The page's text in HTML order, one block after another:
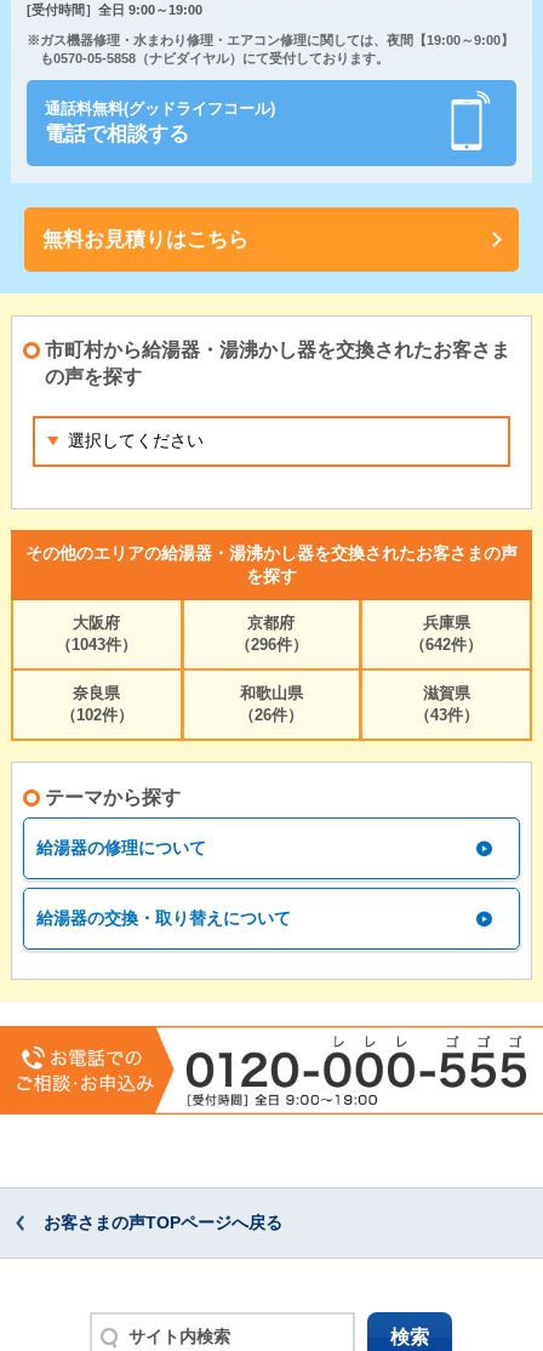
[受付時間］全日 9:00～19:00
※ガス機器修理・水まわり修理・エアコン修理に関しては、夜間【19:00～9:00】
も0570-05-5858（ナビダイヤル）にて受付しております。
通話料無料(グッドライフコール)
電話で相談する
無料お見積りはこちら
市町村から給湯器・湯沸かし器を交換されたお客さま
の声を探す
その他のエリアの給湯器・湯沸かし器を交換されたお客さまの声
を探す
大阪府
（1043件）
京都府
（296件）
兵庫県
（642件）
奈良県
（102件）
和歌山県
（26件）
滋賀県
（43件）
テーマから探す
給湯器の修理について
給湯器の交換・取り替えについて
お客さまの声TOPページへ戻る